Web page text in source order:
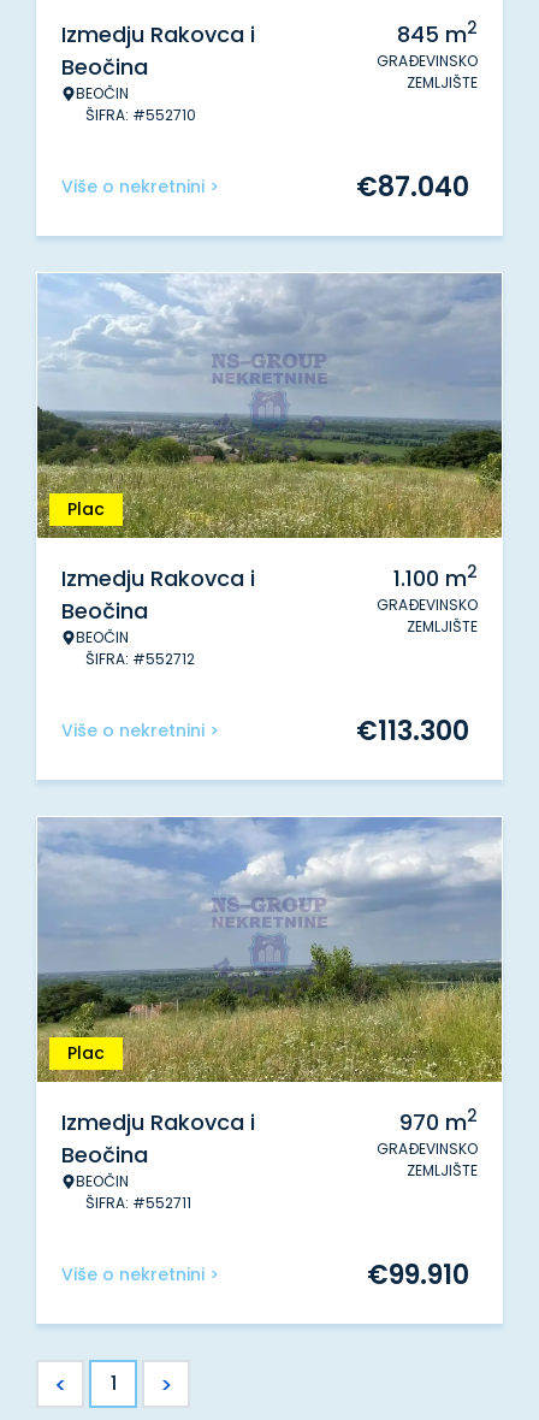
Izmedju Rakovca i
Beočina
BEOČIN
ŠIFRA: #552710
845 m2
GRAĐEVINSKO
ZEMLJIŠTE
Više o nekretnini > €87.040
Plac
Izmedju Rakovca i
Beočina
BEOČIN
ŠIFRA: #552712
1.100 m2
GRAĐEVINSKO
ZEMLJIŠTE
Više o nekretnini > €113.300
Plac
Izmedju Rakovca i
Beočina
BEOČIN
ŠIFRA: #552711
970 m2
GRAĐEVINSKO
ZEMLJIŠTE
Više o nekretnini > €99.910
< 1 >